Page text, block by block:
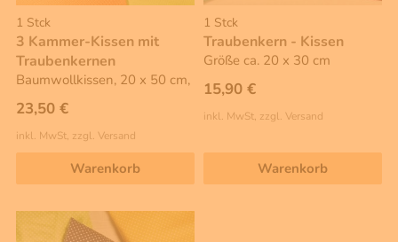
1 Stck
3 Kammer-Kissen mit
Traubenkernen
Baumwollkissen, 20 x 50 cm,
23,50 €
inkl. MwSt, zzgl. Versand
Warenkorb
1 Stck
Traubenkern - Kissen
Größe ca. 20 x 30 cm
15,90 €
inkl. MwSt, zzgl. Versand
Warenkorb